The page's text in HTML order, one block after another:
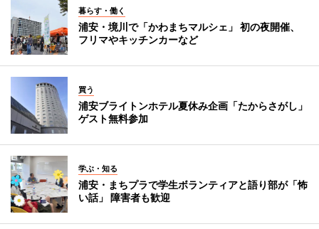
暮らす・働く
浦安・境川で「かわまちマルシェ」 初の夜開催、
フリマやキッチンカーなど
買う
浦安ブライトンホテル夏休み企画「たからさがし」
ゲスト無料参加
学ぶ・知る
浦安・まちプラで学生ボランティアと語り部が「怖
い話」 障害者も歓迎